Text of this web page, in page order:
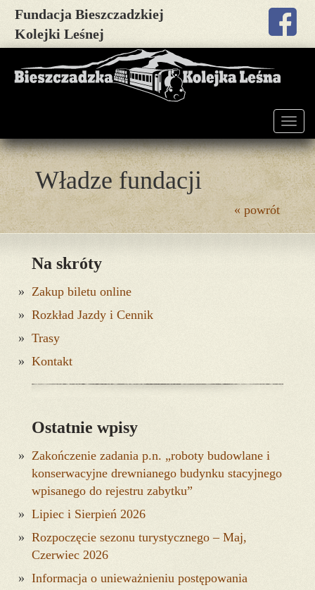
Fundacja Bieszczadzkiej
Kolejki Leśnej
Władze fundacji
« powrót
Na skróty
Zakup biletu online
Rozkład Jazdy i Cennik
Trasy
Kontakt
Ostatnie wpisy
Zakończenie zadania p.n. „roboty budowlane i
konserwacyjne drewnianego budynku stacyjnego
wpisanego do rejestru zabytku”
Lipiec i Sierpień 2026
Rozpoczęcie sezonu turystycznego – Maj,
Czerwiec 2026
Informacja o unieważnieniu postępowania